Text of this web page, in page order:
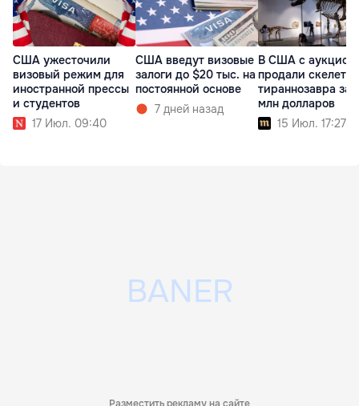
США ужесточили
визовый режим для
иностранной прессы
и студентов
17 Июл. 09:40
США введут визовые
залоги до $20 тыс. на
постоянной основе
7 дней назад
В США с
продали скелет
тираннозавра за
млн долларов
15 Июл. 17:27